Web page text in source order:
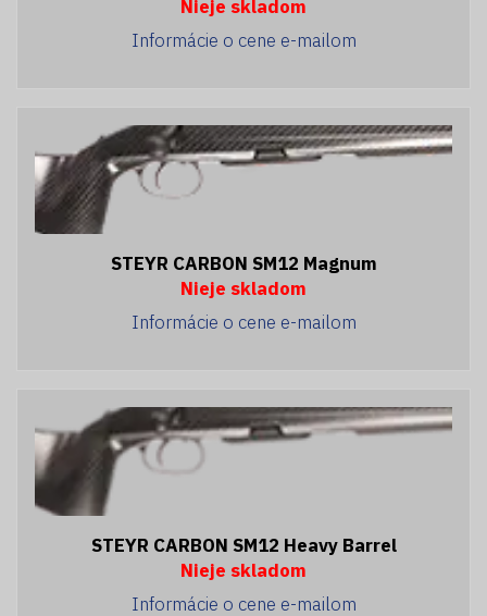
Nieje skladom
Informácie o cene e-mailom
STEYR CARBON SM12 Magnum
Nieje skladom
Informácie o cene e-mailom
STEYR CARBON SM12 Heavy Barrel
Nieje skladom
Informácie o cene e-mailom